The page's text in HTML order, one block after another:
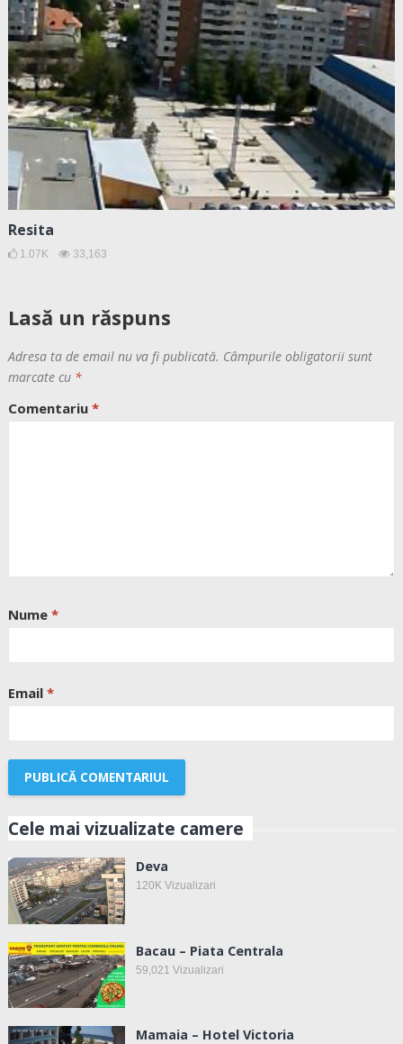
Resita
1.07K 33,163
Lasă un răspuns
Adresa ta de email nu va fi publicată. Câmpurile obligatorii sunt
marcate cu *
Comentariu *
Nume *
Email *
Cele mai vizualizate camere
Deva
120KVizualizari
Bacau – Piata Centrala
59,021 Vizualizari
Mamaia – Hotel Victoria